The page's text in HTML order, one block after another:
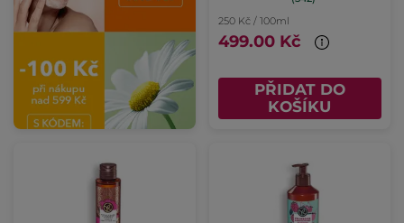
250 Kč / 100ml
499.00 Kč
PŘIDAT DO
KOŠÍKU